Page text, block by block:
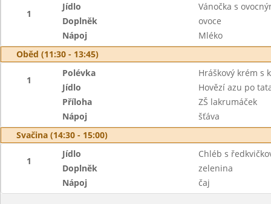
1
Jídlo
Vánočka s
Doplněk
ovoce
Nápoj
Mléko
Oběd (11:30 - 13:45)
1
Polévka
Hráškový krém s
Jídlo
Hovězí azu po
Příloha
ZŠ lakrumáček
Nápoj
šťáva
Svačina (14:30 - 15:00)
1
Jídlo
Chléb s
Doplněk
zelenina
Nápoj
čaj